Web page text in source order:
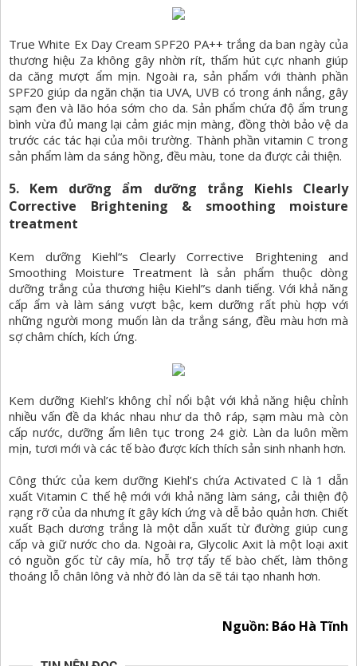
True White Ex Day Cream SPF20 PA++ trắng da ban ngày của
thương hiệu Za không gây nhờn rít, thấm hút cực nhanh giúp
da căng mượt ẩm mịn. Ngoài ra, sản phẩm với thành phần
SPF20 giúp da ngăn chặn tia UVA, UVB có trong ánh nắng, gây
sạm đen và lão hóa sớm cho da. Sản phẩm chứa độ ẩm trung
bình vừa đủ mang lại cảm giác mịn màng, đồng thời bảo vệ da
trước các tác hại của môi trường. Thành phần vitamin C trong
sản phẩm làm da sáng hồng, đều màu, tone da được cải thiện.
5. Kem dưỡng ẩm dưỡng trắng Kiehls Clearly
Corrective Brightening & smoothing moisture
treatment
Kem dưỡng Kiehl“s Clearly Corrective Brightening and
Smoothing Moisture Treatment là sản phẩm thuộc dòng
dưỡng trắng của thương hiệu Kiehl”s danh tiếng. Với khả năng
cấp ẩm và làm sáng vượt bậc, kem dưỡng rất phù hợp với
những người mong muốn làn da trắng sáng, đều màu hơn mà
sợ châm chích, kích ứng.
Kem dưỡng Kiehl’s không chỉ nổi bật với khả năng hiệu chỉnh
nhiều vấn đề da khác nhau như da thô ráp, sạm màu mà còn
cấp nước, dưỡng ẩm liên tục trong 24 giờ. Làn da luôn mềm
mịn, tươi mới và các tế bào được kích thích sản sinh nhanh hơn.
Công thức của kem dưỡng Kiehl’s chứa Activated C là 1 dẫn
xuất Vitamin C thế hệ mới với khả năng làm sáng, cải thiện độ
rạng rỡ của da nhưng ít gây kích ứng và dễ bảo quản hơn. Chiết
xuất Bạch dương trắng là một dẫn xuất từ đường giúp cung
cấp và giữ nước cho da. Ngoài ra, Glycolic Axit là một loại axit
có nguồn gốc từ cây mía, hỗ trợ tẩy tế bào chết, làm thông
thoáng lỗ chân lông và nhờ đó làn da sẽ tái tạo nhanh hơn.
Nguồn: Báo Hà Tĩnh